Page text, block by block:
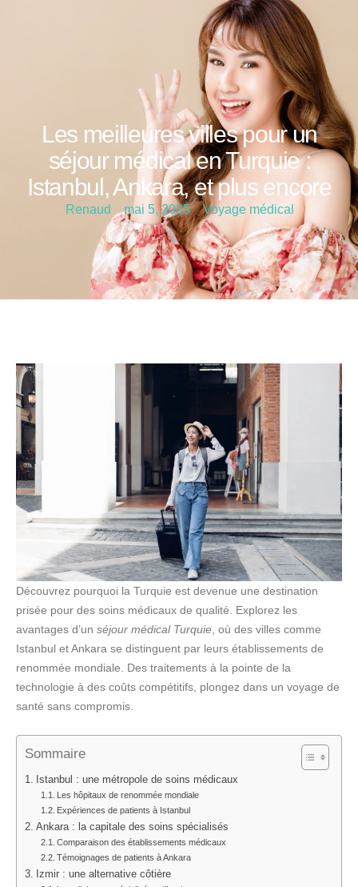
Les meilleures villes pour un
séjour médical en Turquie :
Istanbul, Ankara, et plus encore
Renaud mai 5, 2025 Voyage médical
Découvrez pourquoi la Turquie est devenue une destination
prisée pour des soins médicaux de qualité. Explorez les
avantages d’un séjour médical Turquie , où des villes comme
Istanbul et Ankara se distinguent par leurs établissements de
renommée mondiale. Des traitements à la pointe de la
technologie à des coûts compétitifs, plongez dans un voyage de
santé sans compromis.
Sommaire
Istanbul : une métropole de soins médicaux
Les hôpitaux de renommée mondiale
Expériences de patients à Istanbul
Ankara : la capitale des soins spécialisés
Comparaison des établissements médicaux
Témoignages de patients à Ankara
Izmir : une alternative côtière